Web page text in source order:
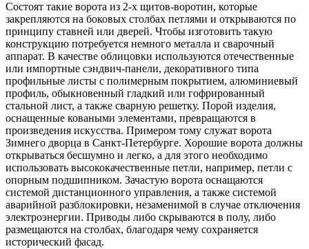
Состоят такие ворота из 2-х щитов-воротин, которые
закрепляются на боковых столбах петлями и открываются по
принципу ставней или дверей. Чтобы изготовить такую
конструкцию потребуется немного металла и сварочный
аппарат. В качестве облицовки используются отечественные
или импортные сэндвич-панели, декоративного типа
профильные листы с полимерным покрытием, алюминиевый
профиль, обыкновенный гладкий или гофрированный
стальной лист, а также сварную решетку. Порой изделия,
оснащенные коваными элементами, превращаются в
произведения искусства. Примером тому служат ворота
Зимнего дворца в Санкт-Петербурге. Хорошие ворота должны
открываться бесшумно и легко, а для этого необходимо
использовать высококачественные петли, например, петли с
опорным подшипником. Зачастую ворота оснащаются
системой дистанционного управления, а также системой
аварийной разблокировки, незаменимой в случае отключения
электроэнергии. Приводы либо скрываются в полу, либо
размещаются на столбах, благодаря чему сохраняется
исторический фасад.